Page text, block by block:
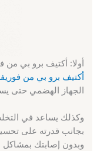
أولا: أكتيف برو بي من
أكتيف برو بي من
الجهاز الهضمي حتى
وكذلك يساعد في
بجانب قدرته على
وبدون إصابتك بمشاكل